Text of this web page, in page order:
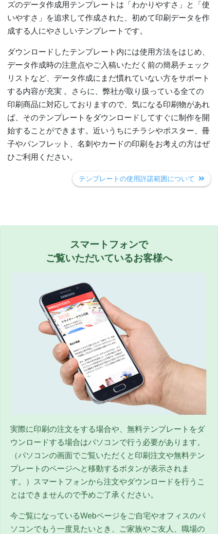
ズのデータ作成用テンプレートは「わかりやすさ」と「使
いやすさ」を追求して作成された、初めて印刷データを作
成する人にやさしいテンプレートです。
ダウンロードしたテンプレート内には使用方法をはじめ、
データ作成時の注意点やご入稿いただく前の簡易チェック
リストなど、データ作成にまだ慣れていない方をサポート
する内容が充実 。さらに、弊社が取り扱っている全ての
印刷商品に対応しておりますので、気になる印刷物があれ
ば、そのテンプレートをダウンロードしてすぐに制作を開
始することができます。近いうちにチラシやポスター、冊
子やパンフレット、名刺やカードの印刷をお考えの方はぜ
ひご利用ください。
テンプレートの使用許諾範囲について
スマートフォンで
ご覧いただいているお客様へ
実際に印刷の注文をする場合や、無料テンプレートをダ
ウンロードする場合はパソコンで行う必要があります。
（パソコンの画面でご覧いただくと印刷注文や無料テン
プレートのページへと移動するボタンが表示されま
す。）スマートフォンから注文やダウンロードを行うこ
とはできませんので予めご了承ください。
今ご覧になっているWebページをご自宅やオフィスのパ
ソコンでもう一度見たいとき、ご家族やご友人、職場の